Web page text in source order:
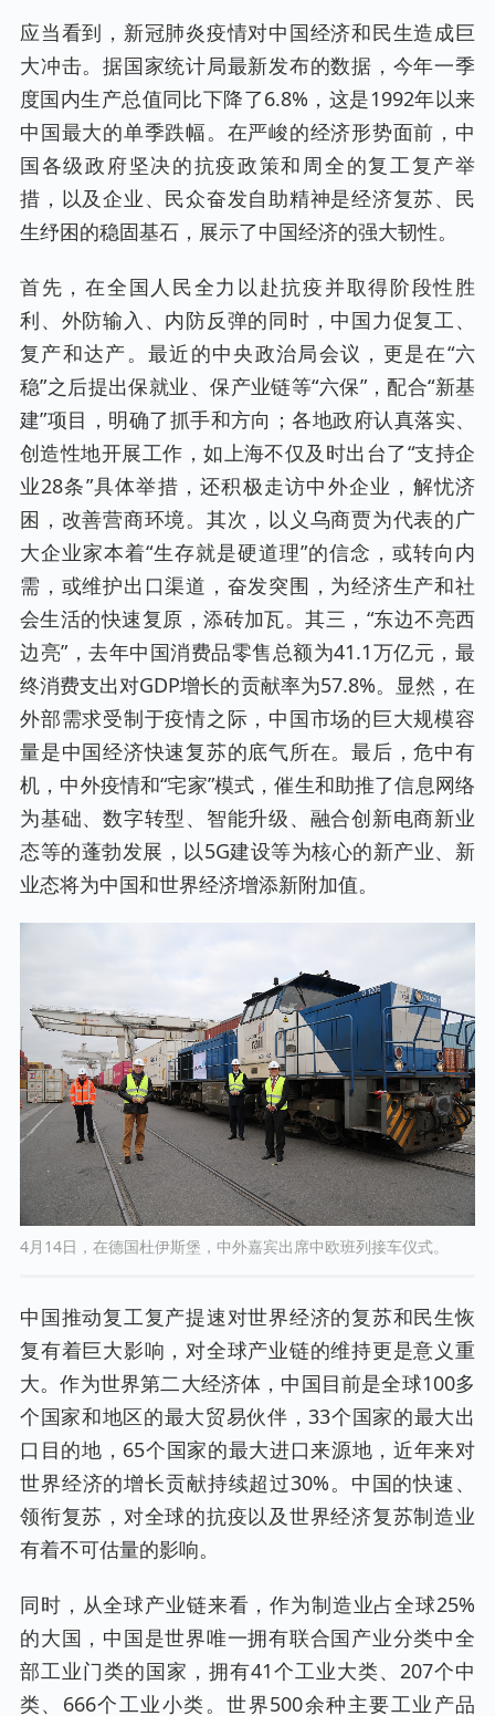
应当看到，新冠肺炎疫情对中国经济和民生造成巨
大冲击。据国家统计局最新发布的数据，今年一季
度国内生产总值同比下降了6.8%，这是1992年以来
中国最大的单季跌幅。在严峻的经济形势面前，中
国各级政府坚决的抗疫政策和周全的复工复产举
措，以及企业、民众奋发自助精神是经济复苏、民
生纾困的稳固基石，展示了中国经济的强大韧性。
首先，在全国人民全力以赴抗疫并取得阶段性胜
利、外防输入、内防反弹的同时，中国力促复工、
复产和达产。最近的中央政治局会议，更是在“六
稳”之后提出保就业、保产业链等“六保”，配合“新基
建”项目，明确了抓手和方向；各地政府认真落实、
创造性地开展工作，如上海不仅及时出台了“支持企
业28条”具体举措，还积极走访中外企业，解忧济
困，改善营商环境。其次，以义乌商贾为代表的广
大企业家本着“生存就是硬道理”的信念，或转向内
需，或维护出口渠道，奋发突围，为经济生产和社
会生活的快速复原，添砖加瓦。其三，“东边不亮西
边亮”，去年中国消费品零售总额为41.1万亿元，最
终消费支出对GDP增长的贡献率为57.8%。显然，在
外部需求受制于疫情之际，中国市场的巨大规模容
量是中国经济快速复苏的底气所在。最后，危中有
机，中外疫情和“宅家”模式，催生和助推了信息网络
为基础、数字转型、智能升级、融合创新电商新业
态等的蓬勃发展，以5G建设等为核心的新产业、新
业态将为中国和世界经济增添新附加值。
4月14日，在德国杜伊斯堡，中外嘉宾出席中欧班列接车仪式。
中国推动复工复产提速对世界经济的复苏和民生恢
复有着巨大影响，对全球产业链的维持更是意义重
大。作为世界第二大经济体，中国目前是全球100多
个国家和地区的最大贸易伙伴，33个国家的最大出
口目的地，65个国家的最大进口来源地，近年来对
世界经济的增长贡献持续超过30%。中国的快速、
领衔复苏，对全球的抗疫以及世界经济复苏制造业
有着不可估量的影响。
同时，从全球产业链来看，作为制造业占全球25%
的大国，中国是世界唯一拥有联合国产业分类中全
部工业门类的国家，拥有41个工业大类、207个中
类、666个工业小类。世界500余种主要工业产品